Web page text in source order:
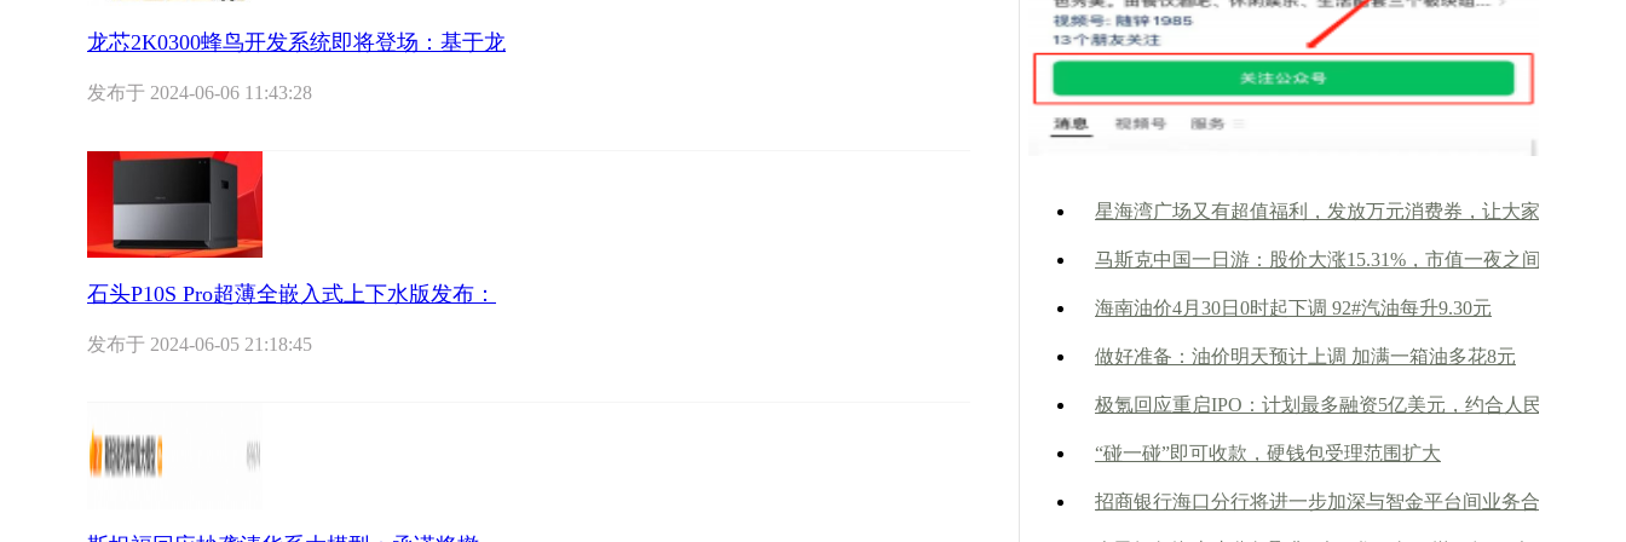
龙芯2K0300蜂鸟开发系统即将登场：基于龙
发布于 2024-06-06 11:43:28
石头P10S Pro超薄全嵌入式上下水版发布：
发布于 2024-06-05 21:18:45
星海湾广场又有超值福利，发放万元消费券，让大家
马斯克中国一日游：股价大涨15.31%，市值一夜之间增
海南油价4月30日0时起下调 92#汽油每升9.30元
做好准备：油价明天预计上调 加满一箱油多花8元
极氪回应重启IPO：计划最多融资5亿美元，约合人民
“碰一碰”即可收款，硬钱包受理范围扩大
招商银行海口分行将进一步加深与智金平台间业务合